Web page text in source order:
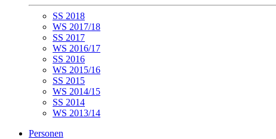
SS 2018
WS 2017/18
SS 2017
WS 2016/17
SS 2016
WS 2015/16
SS 2015
WS 2014/15
SS 2014
WS 2013/14
Personen